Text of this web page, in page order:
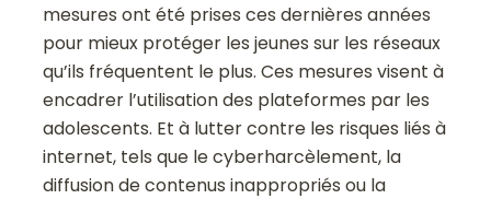
mesures ont été prises ces dernières années
pour mieux protéger les jeunes sur les réseaux
qu’ils fréquentent le plus. Ces mesures visent à
encadrer l’utilisation des plateformes par les
adolescents. Et à lutter contre les risques liés à
internet, tels que le cyberharcèlement, la
diffusion de contenus inappropriés ou la